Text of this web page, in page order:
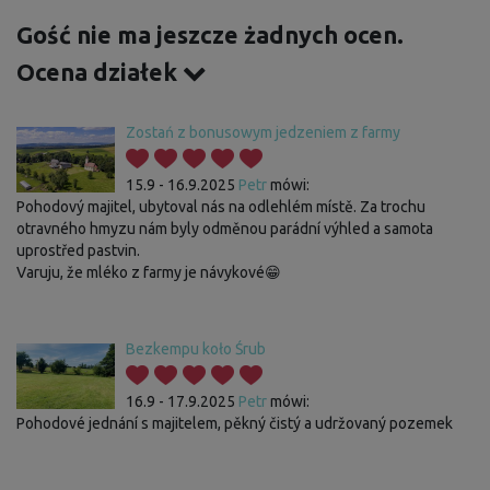
Gość nie ma jeszcze żadnych ocen.
Ocena działek
Zostań z bonusowym jedzeniem z farmy
15.9 - 16.9.2025 Petrmówi:
Pohodový majitel, ubytoval nás na odlehlém místě. Za trochu
otravného hmyzu nám byly odměnou parádní výhled a samota
uprostřed pastvin.
Varuju, že mléko z farmy je návykové😁
Bezkempu koło Śrub
16.9 - 17.9.2025 Petrmówi:
Pohodové jednání s majitelem, pěkný čistý a udržovaný pozemek